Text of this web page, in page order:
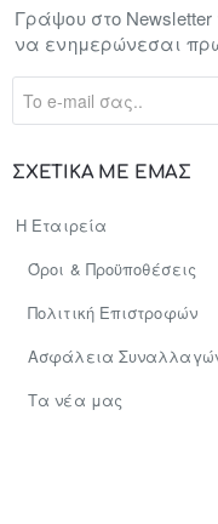
ΣΧΕΤΙΚΑ ΜΕ ΕΜΑΣ
Η Εταιρεία
Όροι & Προϋποθέσεις
Πολιτική Επιστροφών
Ασφάλεια
Tα νέα μας
Γράψου στο
να ενημερώνεσαι
σας..